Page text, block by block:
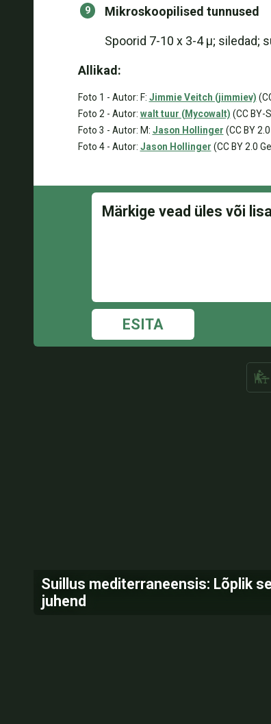
Mikroskoopilised tunnused
Spoorid 7-10 x 3-4 µ; siledad;
Allikad:
Foto 1 - Autor: F: Jimmie Veitch (jimmiev)
Foto 2 - Autor: walt tuur (Mycowalt) (CC BY-
Foto 3 - Autor: M: Jason Hollinger (CC BY
Foto 4 - Autor: Jason Hollinger (CC BY 2.0
ESITA
Suillus mediterraneensis: Lõplik
juhend